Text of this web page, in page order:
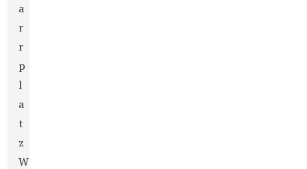
a
r
r
p
l
a
t
z
W